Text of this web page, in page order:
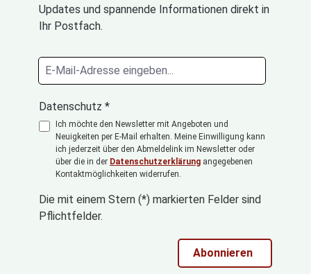
Updates und spannende Informationen direkt in
Ihr Postfach.
Datenschutz *
Ich möchte den Newsletter mit Angeboten und
Neuigkeiten per E-Mail erhalten. Meine Einwilligung kann
ich jederzeit über den Abmeldelink im Newsletter oder
über die in der Datenschutzerklärung angegebenen
Kontaktmöglichkeiten widerrufen.
Die mit einem Stern (*) markierten Felder sind
Pflichtfelder.
Abonnieren